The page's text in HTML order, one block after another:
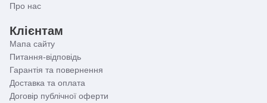
Про нас
Клієнтам
Мапа сайту
Питання-відповідь
Гарантія та повернення
Доставка та оплата
Договір публічної оферти